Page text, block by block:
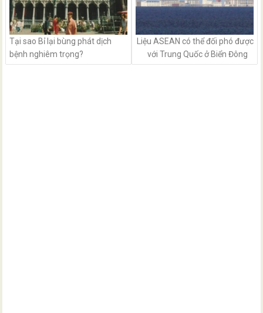
Tại sao Bỉ lại bùng phát dịch
bệnh nghiêm trọng?
Liệu ASEAN có thể đối phó được
với Trung Quốc ở Biển Đông